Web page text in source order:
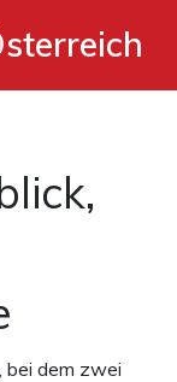
bei dem zwei